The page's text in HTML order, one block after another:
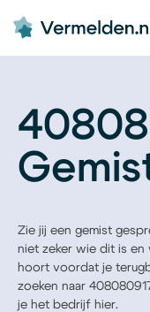
Zie jij een gemist
niet zeker wie dit is
hoort voordat je
zoeken naar
je het bedrijf hier.